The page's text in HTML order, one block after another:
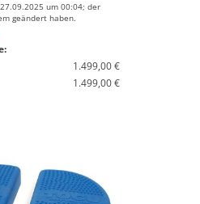
um 00:04; der
geändert haben.
1.499,00 €
1.499,00 €